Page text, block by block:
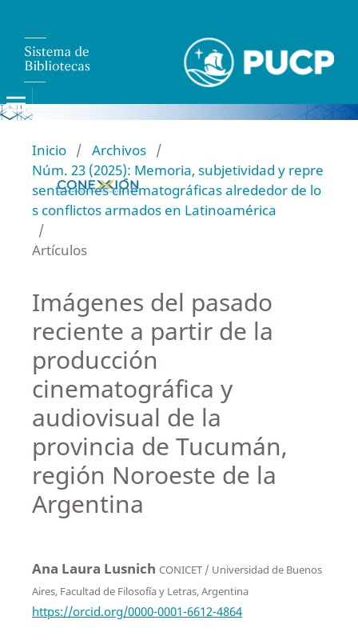
Inicio / Archivos /
Núm. 23 (2025): Memoria, subjetividad y repre
sentaciones cinematográficas alrededor de lo
s conflictos armados en Latinoamérica
/
Artículos
Imágenes del pasado
reciente a partir de la
producción
cinematográfica y
audiovisual de la
provincia de Tucumán,
región Noroeste de la
Argentina
Ana Laura Lusnich CONICET / Universidad de Buenos
Aires, Facultad de Filosofía y Letras, Argentina
https://orcid.org/0000-0001-6612-4864